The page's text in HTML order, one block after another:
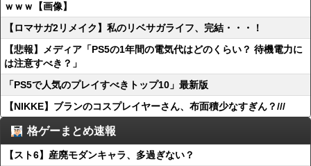
ｗｗｗ【画像】
【ロマサガ2リメイク】私のリベサガライフ、完結・・・！
【悲報】メディア「PS5の1年間の電気代はどのくらい？ 待機電力に
は注意すべき？」
「PS5で人気のプレイすべきトップ10」最新版
【NIKKE】ブランのコスプレイヤーさん、布面積少なすぎん？///
格ゲーまとめ速報
【スト6】産廃モダンキャラ、多過ぎない？